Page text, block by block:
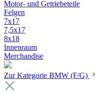
Motor- und Getriebeteile
Felgen
7x17
7,5x17
8x18
Innenraum
Merchandise
Zur Kategorie BMW (F/G)